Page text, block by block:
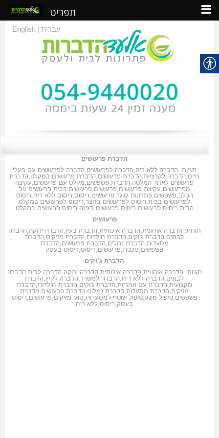
עברית|
English
הדברת פרעושים
תגיות: הדברה ללא ריח,הדברה לפרעושים,הדברה לפרעושים עם בעלי
חיים,הדברה לקרציות,הדברת פרעושים,הדברת פרעושים במקלט,הדברת
פרעושים לאחר המלטה,הדברת פשפשים,מקלט עם פרעושים,עקיצה
מפרעושים,עקיצת פרעושים,פרעושים,פרעושים בבית,פרעושים על
הכלב,פשפשים,פתרונות כנגד פרעושים,ריסוס,ריסוס ללא ריח,ריסוס
לפרעושים בבית,ריסוס לפרעושים בחצר,ריסוס לפרעושים במקלט
הבית,ריסוס פרעושים,ריסוס פרעושים בגינה,ריסוס פרעושים במקלט
פרעושים
תגיות: הדברה אורגנית,הדברה איכותית,הדברה בעץ,הדברה ירוקה,הדברה
לבתים,הדברת ג'וקים,הדברת חולדות,הדברת מזיקים,הדברת
מסעדות,הדברת נמלים,הדברת פרעושים,הדברת
פשפשים,סכנות,פרעושים,ריסוס,ריסוס בעסק
הדברת ג’וקים
תגיות: הדברה אורגנית,הדברה איכותית,הדברה ירוקה,הדברה לבית,הדברה
לבתים,הדברה ללא ריח,הדברה למשרד,הדברה לקיץ,הדברה
מקצועית,הדברה עם אחריות,הדברת ג'וקים,הדברת חולדות,הדברת
מזיקים,הדברת מסעדות,הדברת נמלים,הדברת פרעושים,הדברת
פשפשים,טיפול מונע,טיפול שוטף למסעדות,סוגי מזיקים,פרעושים,ריסוס
בעסק,ריסוס ללא ריח
תפריט